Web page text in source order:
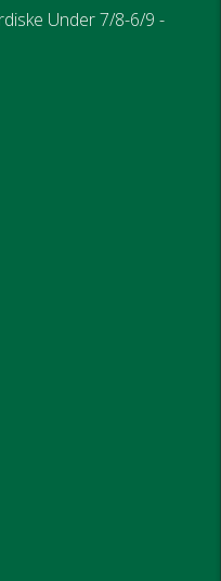
Under 7/8-6/9 -